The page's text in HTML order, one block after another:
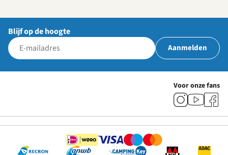
Blijf op de hoogte
Aanmelden
Voor onze fans